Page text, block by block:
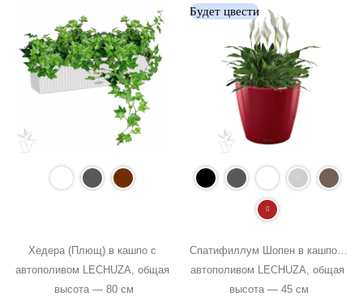
Хедера (Плющ) в кашпо с
автополивом LECHUZA, общая
высота — 80 см
Будет цвести
Спатифиллум Шопен в кашпо с
автополивом LECHUZA, общая
высота — 45 см